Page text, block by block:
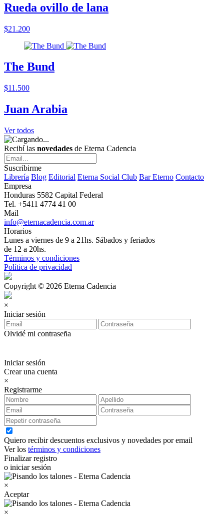
Rueda ovillo de lana
$21.200
The Bund
$11.500
Juan Arabia
Ver todos
Recibí las novedades de Eterna Cadencia
Suscribirme
Librería Blog Editorial Eterna Social Club Bar Eterno Contacto
Empresa
Honduras 5582 Capital Federal
Tel. +5411 4774 41 00
Mail
info@eternacadencia.com.ar
Horarios
Lunes a viernes de 9 a 21hs. Sábados y feriados
de 12 a 20hs.
Términos y condiciones
Política de privacidad
Copyright © 2026 Eterna Cadencia
×
Iniciar sesión
Olvidé mi contraseña
Iniciar sesión
Crear una cuenta
×
Registrarme
Quiero recibir descuentos exclusivos y novedades por email
Ver los términos y condiciones
Finalizar registro
o iniciar sesión
×
Aceptar
×